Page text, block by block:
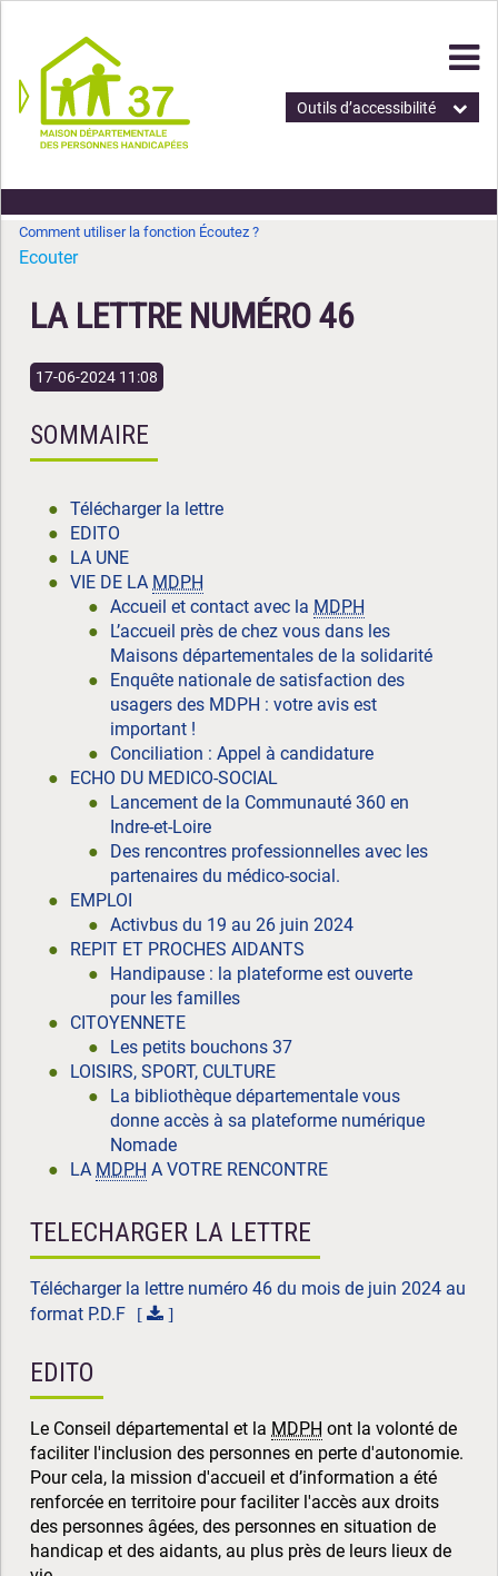
Outils d’accessibilité
Comment utiliser la fonction Écoutez ?
Ecouter
LA LETTRE NUMÉRO 46
17-06-2024 11:08
SOMMAIRE
Télécharger la lettre
EDITO
LA UNE
VIE DE LA MDPH
Accueil et contact avec la MDPH
L’accueil près de chez vous dans les
Maisons départementales de la solidarité
Enquête nationale de satisfaction des
usagers des MDPH : votre avis est
important !
Conciliation : Appel à candidature
ECHO DU MEDICO-SOCIAL
Lancement de la Communauté 360 en
Indre-et-Loire
Des rencontres professionnelles avec les
partenaires du médico-social.
EMPLOI
Activbus du 19 au 26 juin 2024
REPIT ET PROCHES AIDANTS
Handipause : la plateforme est ouverte
pour les familles
CITOYENNETE
Les petits bouchons 37
LOISIRS, SPORT, CULTURE
La bibliothèque départementale vous
donne accès à sa plateforme numérique
Nomade
LA MDPH A VOTRE RENCONTRE
TELECHARGER LA LETTRE
Télécharger la lettre numéro 46 du mois de juin 2024 au
format P.D.F
EDITO
Le Conseil départemental et la MDPH ont la volonté de
faciliter l'inclusion des personnes en perte d'autonomie.
Pour cela, la mission d'accueil et d’information a été
renforcée en territoire pour faciliter l'accès aux droits
des personnes âgées, des personnes en situation de
handicap et des aidants, au plus près de leurs lieux de